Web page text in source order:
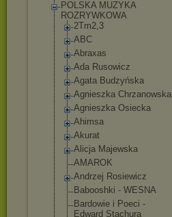
POLSKA MUZYKA
ROZRYWKOWA
2Tm2,3
ABC
Abraxas
Ada Rusowicz
Agata Budzyńska
Agnieszka Chrzanowska
Agnieszka Osiecka
Ahimsa
Akurat
Alicja Majewska
AMAROK
Andrzej Rosiewicz
Babooshki - WESNA
Bardowie i Poeci -
Edward Stachura